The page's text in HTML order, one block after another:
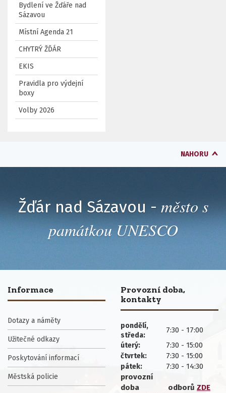
Bydlení ve Žďáře nad
Sázavou
Místní Agenda 21
CHYTRÝ ŽĎÁR
EKIS
Pravidla pro výdejní
boxy
Volby 2026
NAHORU
Žďár nad Sázavou - město s
památkou UNESCO
Informace
Dotazy a náměty
Užitečné odkazy
Poskytování informací
Městská policie
Provozní doba,
kontakty
pondělí,
středa:
7:30 - 17:00
úterý: 7:30 - 15:00
čtvrtek: 7:30 - 15:00
pátek:
7:30 - 14:30
provozní
doba
odborů ZDE